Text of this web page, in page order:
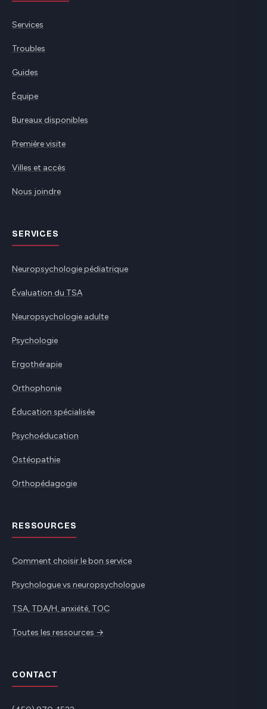
Services
Troubles
Guides
Équipe
Bureaux disponibles
Première visite
Villes et accès
Nous joindre
SERVICES
Neuropsychologie pédiatrique
Évaluation du TSA
Neuropsychologie adulte
Psychologie
Ergothérapie
Orthophonie
Éducation spécialisée
Psychoéducation
Ostéopathie
Orthopédagogie
RESSOURCES
Comment choisir le bon service
Psychologue vs neuropsychologue
TSA, TDA/H, anxiété, TOC
Toutes les ressources →
CONTACT